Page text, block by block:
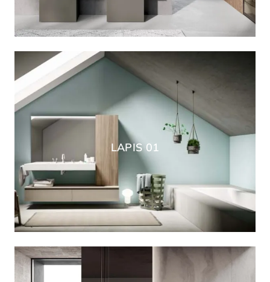
LAPIS 01